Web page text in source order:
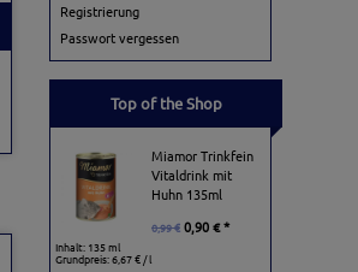
Registrierung
Passwort vergessen
Top of the Shop
Miamor Trinkfein
Vitaldrink mit
Huhn 135ml
0,99 € 0,90 € *
Inhalt: 135 ml
Grundpreis:6,67 € / l